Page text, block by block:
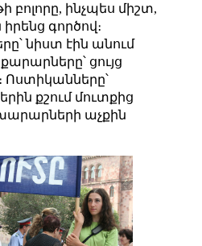
բոլորը, ինչպես միշտ,
գործով։
նիստ էին անում
ցույց
Ոստիկանները՝
քշում մուտքից
աչքին